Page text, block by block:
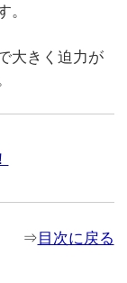
。
大きく迫力が
⇒目次に戻る